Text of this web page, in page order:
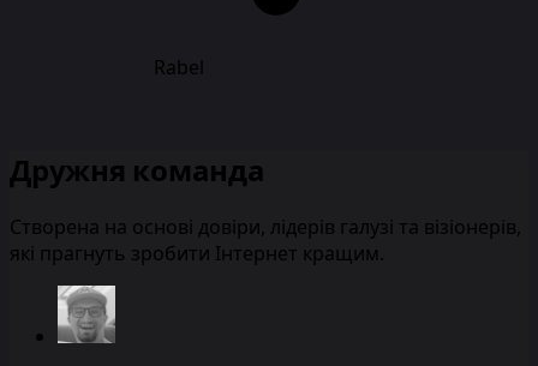
Rabel
Дружня команда
Створена на основі довіри, лідерів галузі та візіонерів,
які прагнуть зробити Інтернет кращим.